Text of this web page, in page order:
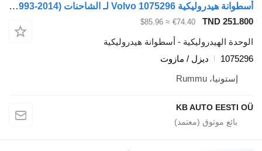
أسطوانة هيدروليكية Volvo 1075296 لـ الشاحنات Volvo FH12, FH16, NH12, FH, VNL780 (1993-2014)
TND 251.800
€74.40
≈ $85.96
الوحدة الهيدروليكية - أسطوانة هيدروليكية
1075296
ديزل / مازوت
إستونيا، Rummu
KB AUTO EESTI OÜ